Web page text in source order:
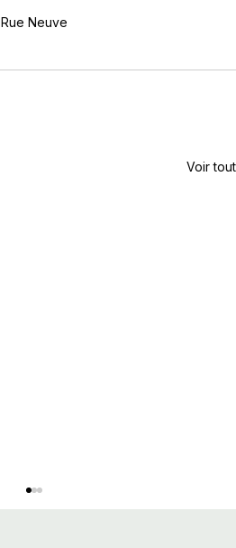
Rue Neuve
Voir tout